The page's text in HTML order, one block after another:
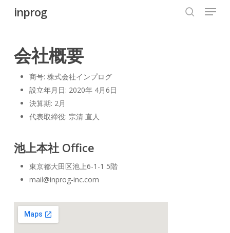
content
inprog Menu
会社概要
商号: 株式会社インプログ
設立年月日: 2020年 4月6日
決算期: 2月
代表取締役: 宗清 直人
池上本社 Office
東京都大田区池上6-1-1 5階
mail@inprog-inc.com